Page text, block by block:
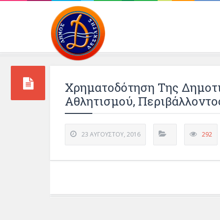
Χρηματοδότηση Της
Αθλητισμού,
23 ΑΥΓΟΎΣΤΟΥ, 2016 292